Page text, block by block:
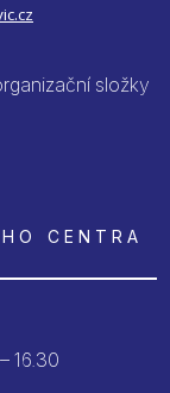
složky
CENTRA
16.30